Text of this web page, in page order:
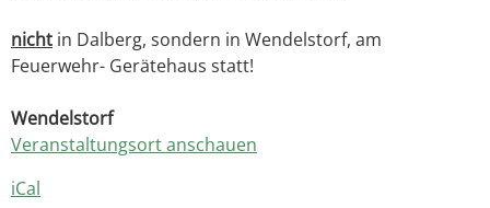
nicht in Dalberg, sondern in Wendelstorf, am
Feuerwehr- Gerätehaus statt!
Wendelstorf
Veranstaltungsort anschauen
iCal